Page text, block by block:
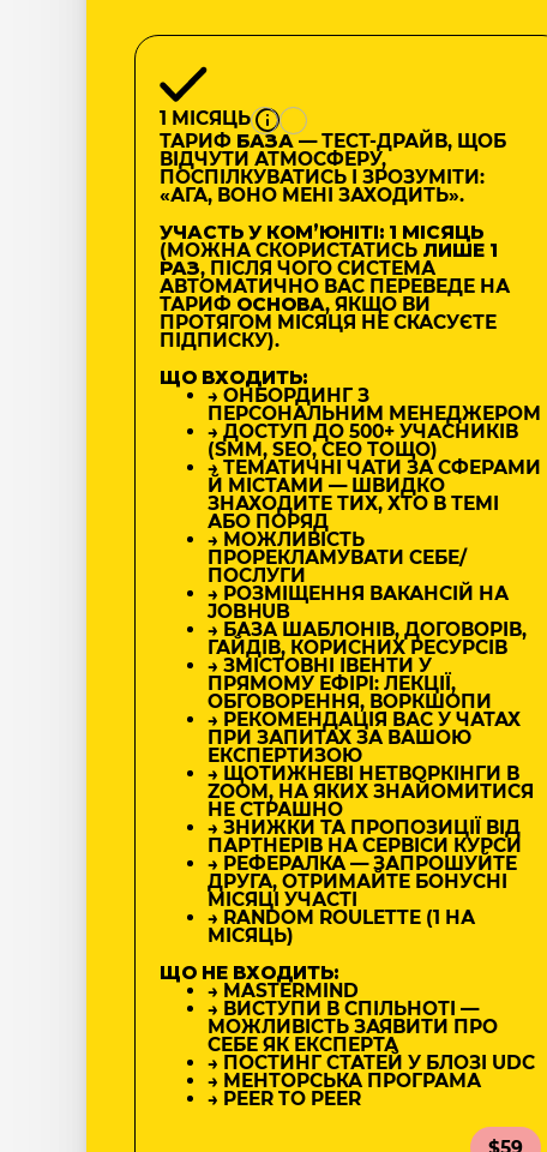
1 МІСЯЦЬ
ТАРИФ БАЗА— ТЕСТ-ДРАЙВ, ЩОБ
ВІДЧУТИ АТМОСФЕРУ,
ПОСПІЛКУВАТИСЬ І ЗРОЗУМІТИ:
«АГА, ВОНО МЕНІ ЗАХОДИТЬ».
УЧАСТЬ У КОМʼЮНІТІ: 1 МІСЯЦЬ
(МОЖНА СКОРИСТАТИСЬ ЛИШЕ 1
РАЗ, ПІСЛЯ ЧОГО СИСТЕМА
АВТОМАТИЧНО ВАС ПЕРЕВЕДЕ НА
ТАРИФ ОСНОВА, ЯКЩО ВИ
ПРОТЯГОМ МІСЯЦЯ НЕ СКАСУЄТЕ
ПІДПИСКУ).
ЩО ВХОДИТЬ:
→ ОНБОРДИНГ З
ПЕРСОНАЛЬНИМ МЕНЕДЖЕРОМ
→ ДОСТУП ДО 500+ УЧАСНИКІВ
(SMM, SEO, CEO ТОЩО)
→ ТЕМАТИЧНІ ЧАТИ ЗА СФЕРАМИ
Й МІСТАМИ — ШВИДКО
ЗНАХОДИТЕ ТИХ, ХТО В ТЕМІ
АБО ПОРЯД
→ МОЖЛИВІСТЬ
ПРОРЕКЛАМУВАТИ СЕБЕ/
ПОСЛУГИ
→ РОЗМІЩЕННЯ ВАКАНСІЙ НА
JOBHUB
→ БАЗА ШАБЛОНІВ, ДОГОВОРІВ,
ГАЙДІВ, КОРИСНИХ РЕСУРСІВ
→ ЗМІСТОВНІ ІВЕНТИ У
ПРЯМОМУ ЕФІРІ: ЛЕКЦІЇ,
ОБГОВОРЕННЯ, ВОРКШОПИ
→ РЕКОМЕНДАЦІЯ ВАС У ЧАТАХ
ПРИ ЗАПИТАХ ЗА ВАШОЮ
ЕКСПЕРТИЗОЮ
→ ЩОТИЖНЕВІ НЕТВОРКІНГИ В
ZOOM, НА ЯКИХ ЗНАЙОМИТИСЯ
НЕ СТРАШНО
→ ЗНИЖКИ ТА ПРОПОЗИЦІЇ ВІД
ПАРТНЕРІВ НА СЕРВІСИ КУРСИ
→ РЕФЕРАЛКА — ЗАПРОШУЙТЕ
ДРУГА, ОТРИМАЙТЕ БОНУСНІ
МІСЯЦІ УЧАСТІ
→ RANDOM ROULETTE (1 НА
МІСЯЦЬ)
ЩО НЕ ВХОДИТЬ:
→ MASTERMIND
→ ВИСТУПИ В СПІЛЬНОТІ —
МОЖЛИВІСТЬ ЗАЯВИТИ ПРО
СЕБЕ ЯК ЕКСПЕРТА
→ ПОСТИНГ СТАТЕЙ У БЛОЗІ UDC
→ МЕНТОРСЬКА ПРОГРАМА
→ PEER TO PEER